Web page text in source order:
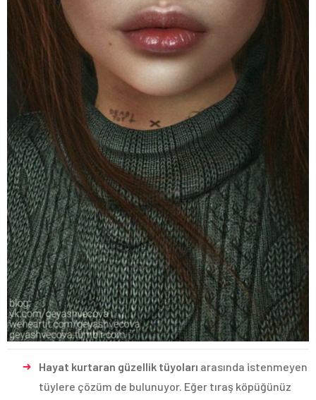
Hayat kurtaran güzellik tüyoları arasında istenmeyen
tüylere çözüm de bulunuyor. Eğer tıraş köpüğünüz